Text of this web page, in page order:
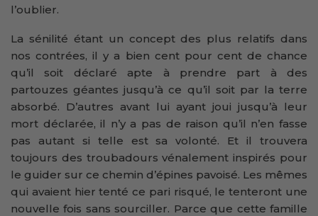
l’oublier.
La sénilité étant un concept des plus relatifs dans
nos contrées, il y a bien cent pour cent de chance
qu’il soit déclaré apte à prendre part à des
partouzes géantes jusqu’à ce qu’il soit par la terre
absorbé. D’autres avant lui ayant joui jusqu’à leur
mort déclarée, il n’y a pas de raison qu’il n’en fasse
pas autant si telle est sa volonté. Et il trouvera
toujours des troubadours vénalement inspirés pour
le guider sur ce chemin d’épines pavoisé. Les mêmes
qui avaient hier tenté ce pari risqué, le tenteront une
nouvelle fois sans sourciller. Parce que cette famille